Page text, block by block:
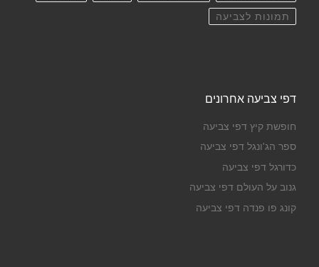
תמונות לצביעה
דפי צביעה אחרונים
חופשת קיץ דפי צביעה
ספר הג'ונגל דפי צביעה
כדורגל דפי צביעה
גנוב על העולם דפי צביעה
קונג פו פנדה דפי צביעה